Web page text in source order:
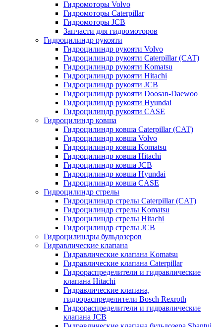
Гидромоторы Volvo
Гидромоторы Caterpillar
Гидромоторы JCB
Запчасти для гидромоторов
Гидроцилиндр рукояти
Гидроцилиндр рукояти Volvo
Гидроцилиндр рукояти Caterpillar (CAT)
Гидроцилиндр рукояти Komatsu
Гидроцилиндр рукояти Hitachi
Гидроцилиндр рукояти JCB
Гидроцилиндр рукояти Doosan-Daewoo
Гидроцилиндр рукояти Hyundai
Гидроцилиндр рукояти CASE
Гидроцилиндр ковша
Гидроцилиндр ковша Caterpillar (CAT)
Гидроцилиндр ковша Volvo
Гидроцилиндр ковша Komatsu
Гидроцилиндр ковша Hitachi
Гидроцилиндр ковша JCB
Гидроцилиндр ковша Hyundai
Гидроцилиндр ковша CASE
Гидроцилиндр стрелы
Гидроцилиндр стрелы Caterpillar (CAT)
Гидроцилиндр стрелы Komatsu
Гидроцилиндр стрелы Hitachi
Гидроцилиндр стрелы JCB
Гидроцилиндры бульдозеров
Гидравлические клапана
Гидравлические клапана Komatsu
Гидравлические клапана Caterpillar
Гидрораспределители и гидравлические
клапана Hitachi
Гидравлические клапана,
гидрораспределители Bosch Rexroth
Гидрораспределители и гидравлические
клапана JCB